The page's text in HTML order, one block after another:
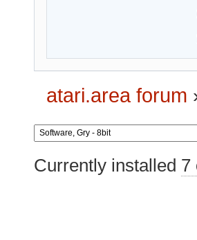
atari.area forum
Currently installed 7